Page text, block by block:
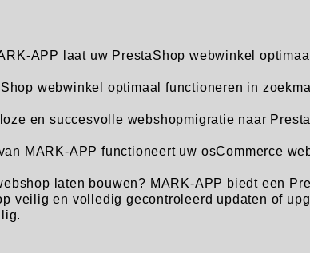
APP laat uw PrestaShop webwinkel
webwinkel optimaal functioneren in
en succesvolle webshopmigratie naar
MARK-APP functioneert uw osCommerce
laten bouwen? MARK-APP biedt een
veilig en volledig gecontroleerd updaten of